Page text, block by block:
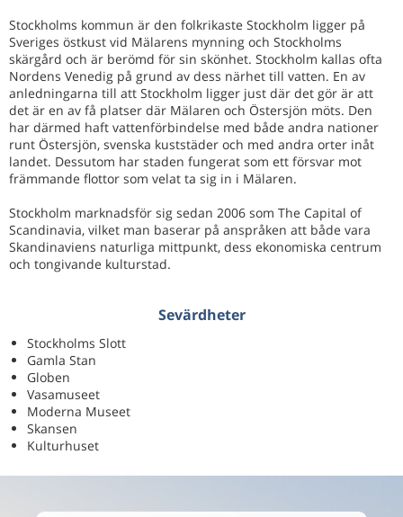
Stockholms kommun är den folkrikaste Stockholm ligger på
Sveriges östkust vid Mälarens mynning och Stockholms
skärgård och är berömd för sin skönhet. Stockholm kallas ofta
Nordens Venedig på grund av dess närhet till vatten. En av
anledningarna till att Stockholm ligger just där det gör är att
det är en av få platser där Mälaren och Östersjön möts. Den
har därmed haft vattenförbindelse med både andra nationer
runt Östersjön, svenska kuststäder och med andra orter inåt
landet. Dessutom har staden fungerat som ett försvar mot
främmande flottor som velat ta sig in i Mälaren.
Stockholm marknadsför sig sedan 2006 som The Capital of
Scandinavia, vilket man baserar på anspråken att både vara
Skandinaviens naturliga mittpunkt, dess ekonomiska centrum
och tongivande kulturstad.
Sevärdheter
Stockholms Slott
Gamla Stan
Globen
Vasamuseet
Moderna Museet
Skansen
Kulturhuset